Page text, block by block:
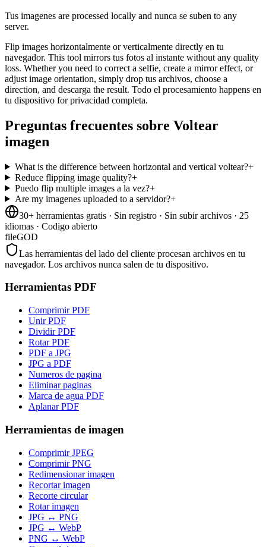
Tus imagenes are processed locally and nunca se suben to any
server.
Flip images horizontalmente or verticalmente directly en tu
navegador. This tool mirrors tus fotos al instante without any quality
loss. Whether you need to correct a selfie, create a mirror effect, or
adjust image orientation, simply drop tus archivos, choose a
direction, and descarga the result. Todo el procesamiento happens en
tu dispositivo for privacidad completa.
Preguntas frecuentes sobre Voltear
imagen
What is the difference between horizontal and vertical voltear?+
Reduce flipping image quality?+
Puedo flip multiple images a la vez?+
Are my imagenes uploaded to a servidor?+
30+ herramientas gratis · Sin registro · Sin subir archivos · 25
idiomas · Codigo abierto
fileGOD
Las herramientas del lado del cliente procesan archivos en tu
navegador. Los archivos nunca salen de tu dispositivo.
Herramientas PDF
Comprimir PDF
Unir PDF
Dividir PDF
Rotar PDF
PDF a JPG
JPG a PDF
Numeros de pagina
Eliminar paginas
Marca de agua PDF
Aplanar PDF
Herramientas de imagen
Comprimir JPEG
Comprimir PNG
Redimensionar imagen
Recortar imagen
Recorte circular
Rotar imagen
JPG ↔ PNG
JPG ↔ WebP
PNG ↔ WebP